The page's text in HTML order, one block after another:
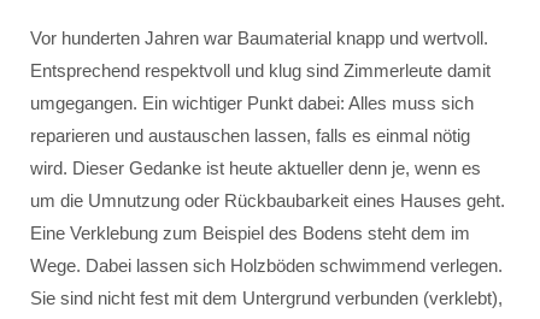
Vor hunderten Jahren war Baumaterial knapp und wertvoll.
Entsprechend respektvoll und klug sind Zimmerleute damit
umgegangen. Ein wichtiger Punkt dabei: Alles muss sich
reparieren und austauschen lassen, falls es einmal nötig
wird. Dieser Gedanke ist heute aktueller denn je, wenn es
um die Umnutzung oder Rückbaubarkeit eines Hauses geht.
Eine Verklebung zum Beispiel des Bodens steht dem im
Wege. Dabei lassen sich Holzböden schwimmend verlegen.
Sie sind nicht fest mit dem Untergrund verbunden (verklebt),